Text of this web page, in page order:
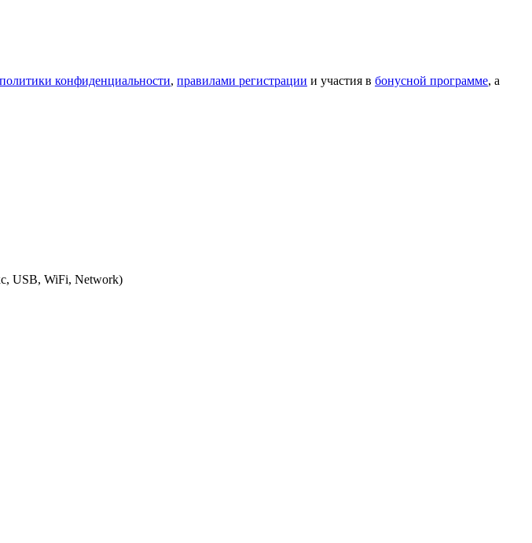
политики конфиденциальности, правилами регистрации и участия в бонусной программе, а
USB, WiFi, Network)